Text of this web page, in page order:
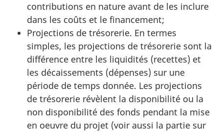
contributions en nature avant de les inclure
dans les coûts et le financement;
Projections de trésorerie. En termes
simples, les projections de trésorerie sont la
différence entre les liquidités (recettes) et
les décaissements (dépenses) sur une
période de temps donnée. Les projections
de trésorerie révèlent la disponibilité ou la
non disponibilité des fonds pendant la mise
en oeuvre du projet (voir aussi la partie sur